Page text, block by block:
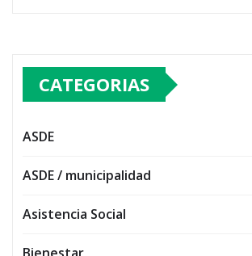
CATEGORIAS
ASDE
ASDE / municipalidad
Asistencia Social